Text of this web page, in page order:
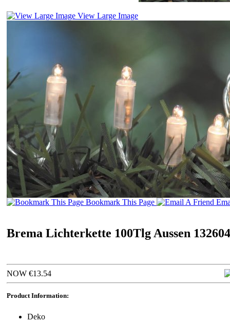
View Large Image
Bookmark This Page
Brema Lichterkette 100Tlg Aussen 132604
NOW €13.54
Product Information:
Deko